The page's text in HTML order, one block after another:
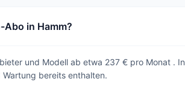
in Hamm?
und Modell ab etwa 237 € pro Monat . In
bereits enthalten.